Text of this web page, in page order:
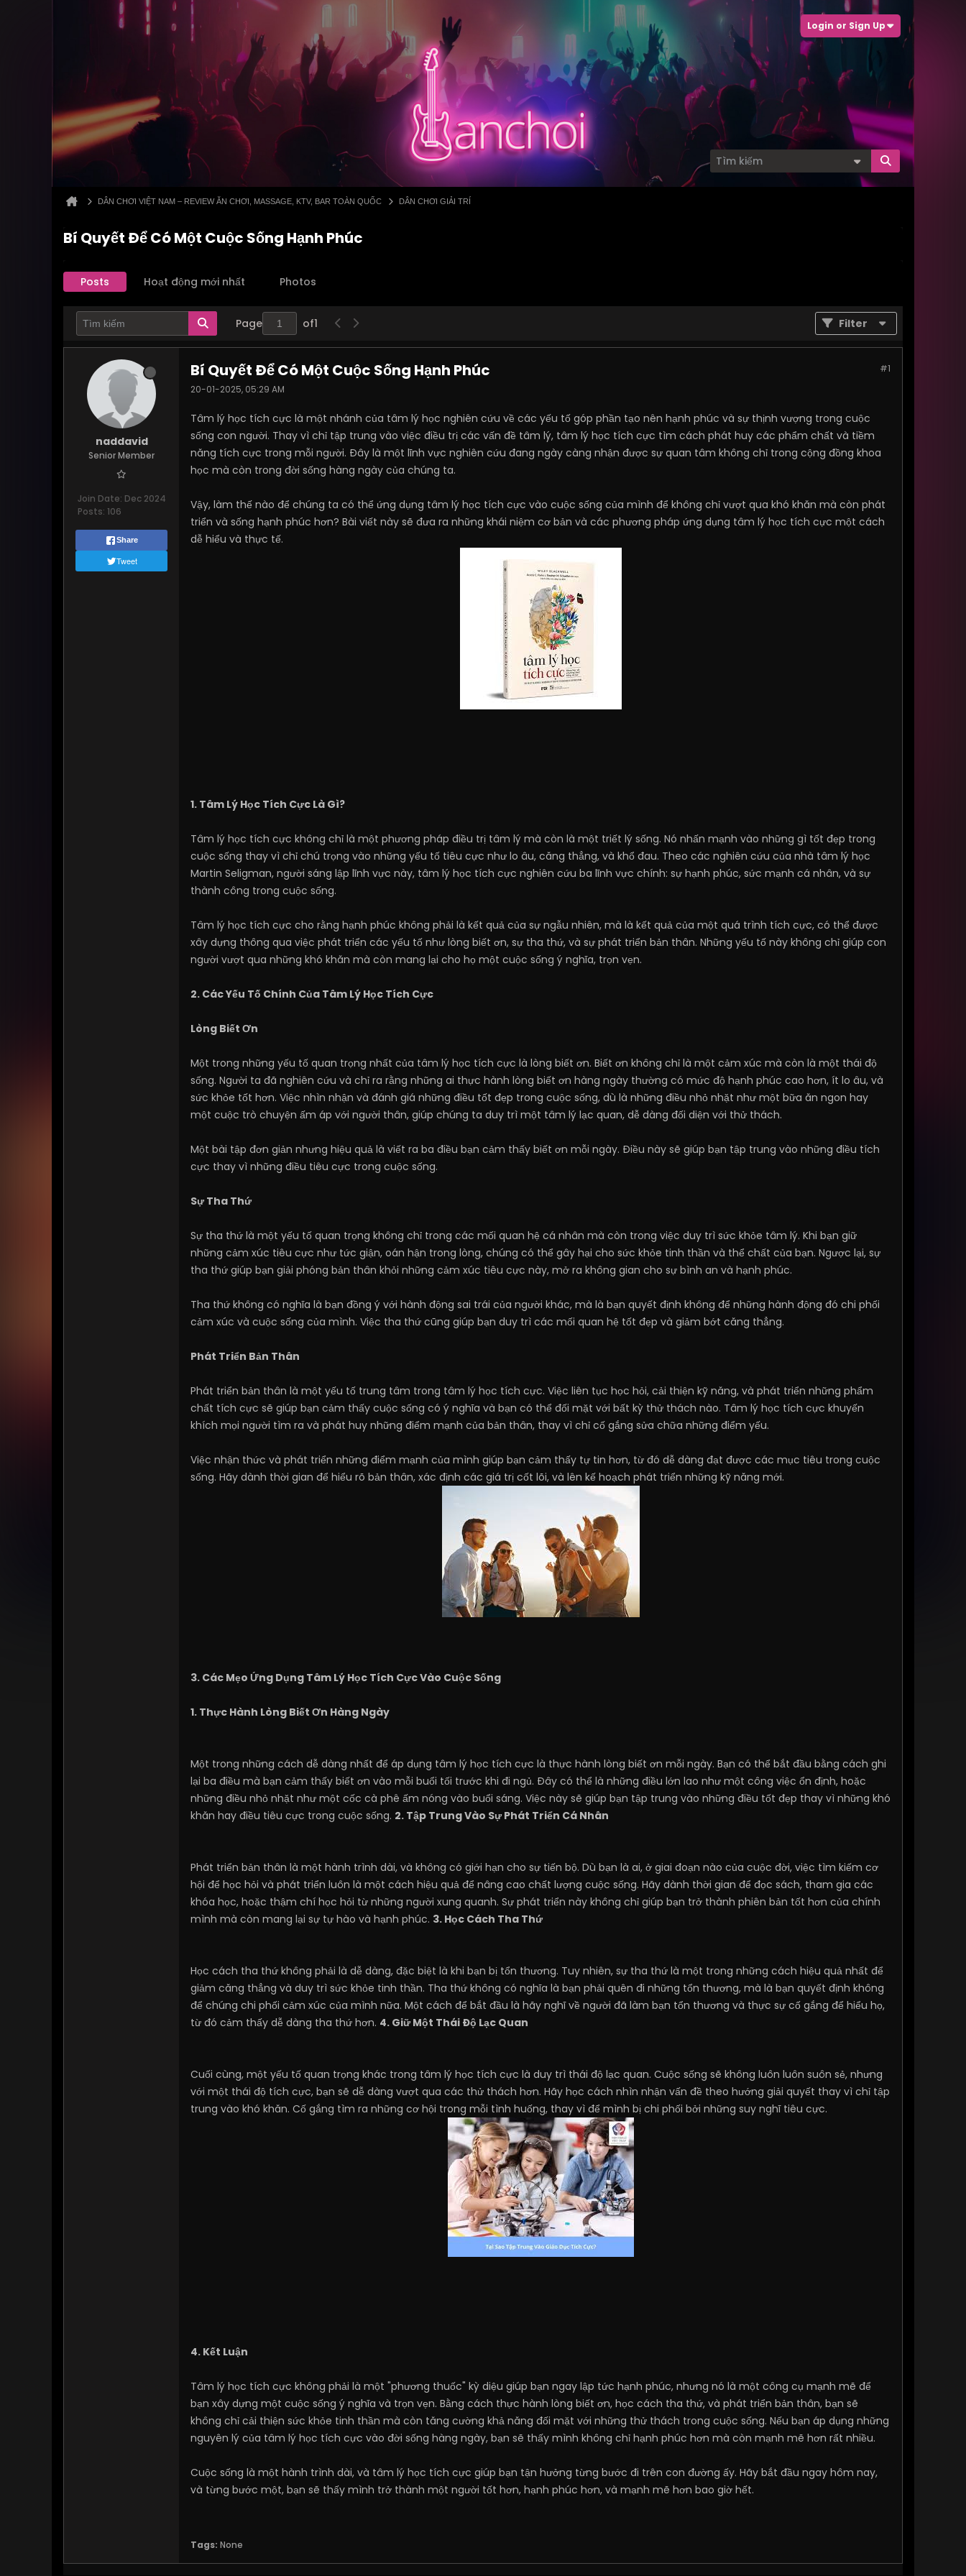
Login or Sign Up
DÂN CHƠI VIỆT NAM – REVIEW ĂN CHƠI, MASSAGE, KTV, BAR TOÀN QUỐC DÂN CHƠI GIẢI TRÍ
Bí Quyết Để Có Một Cuộc Sống Hạnh Phúc
Posts Hoạt động mới nhất Photos
Page of1 Filter
naddavid
Senior Member
Join Date: Dec 2024
Posts: 106
Share
Tweet
#1
Bí Quyết Để Có Một Cuộc Sống Hạnh Phúc
20-01-2025, 05:29 AM
Tâm lý học tích cực là một nhánh của tâm lý học nghiên cứu về các yếu tố góp phần tạo nên hạnh phúc và sự thịnh vượng trong cuộc
sống con người. Thay vì chỉ tập trung vào việc điều trị các vấn đề tâm lý, tâm lý học tích cực tìm cách phát huy các phẩm chất và tiềm
năng tích cực trong mỗi người. Đây là một lĩnh vực nghiên cứu đang ngày càng nhận được sự quan tâm không chỉ trong cộng đồng khoa
học mà còn trong đời sống hàng ngày của chúng ta.
Vậy, làm thế nào để chúng ta có thể ứng dụng tâm lý học tích cực vào cuộc sống của mình để không chỉ vượt qua khó khăn mà còn phát
triển và sống hạnh phúc hơn? Bài viết này sẽ đưa ra những khái niệm cơ bản và các phương pháp ứng dụng tâm lý học tích cực một cách
dễ hiểu và thực tế.
1. Tâm Lý Học Tích Cực Là Gì?
Tâm lý học tích cực không chỉ là một phương pháp điều trị tâm lý mà còn là một triết lý sống. Nó nhấn mạnh vào những gì tốt đẹp trong
cuộc sống thay vì chỉ chú trọng vào những yếu tố tiêu cực như lo âu, căng thẳng, và khổ đau. Theo các nghiên cứu của nhà tâm lý học
Martin Seligman, người sáng lập lĩnh vực này, tâm lý học tích cực nghiên cứu ba lĩnh vực chính: sự hạnh phúc, sức mạnh cá nhân, và sự
thành công trong cuộc sống.
Tâm lý học tích cực cho rằng hạnh phúc không phải là kết quả của sự ngẫu nhiên, mà là kết quả của một quá trình tích cực, có thể được
xây dựng thông qua việc phát triển các yếu tố như lòng biết ơn, sự tha thứ, và sự phát triển bản thân. Những yếu tố này không chỉ giúp con
người vượt qua những khó khăn mà còn mang lại cho họ một cuộc sống ý nghĩa, trọn vẹn.
2. Các Yếu Tố Chính Của Tâm Lý Học Tích Cực
Lòng Biết Ơn
Một trong những yếu tố quan trọng nhất của tâm lý học tích cực là lòng biết ơn. Biết ơn không chỉ là một cảm xúc mà còn là một thái độ
sống. Người ta đã nghiên cứu và chỉ ra rằng những ai thực hành lòng biết ơn hàng ngày thường có mức độ hạnh phúc cao hơn, ít lo âu, và
sức khỏe tốt hơn. Việc nhìn nhận và đánh giá những điều tốt đẹp trong cuộc sống, dù là những điều nhỏ nhặt như một bữa ăn ngon hay
một cuộc trò chuyện ấm áp với người thân, giúp chúng ta duy trì một tâm lý lạc quan, dễ dàng đối diện với thử thách.
Một bài tập đơn giản nhưng hiệu quả là viết ra ba điều bạn cảm thấy biết ơn mỗi ngày. Điều này sẽ giúp bạn tập trung vào những điều tích
cực thay vì những điều tiêu cực trong cuộc sống.
Sự Tha Thứ
Sự tha thứ là một yếu tố quan trọng không chỉ trong các mối quan hệ cá nhân mà còn trong việc duy trì sức khỏe tâm lý. Khi bạn giữ
những cảm xúc tiêu cực như tức giận, oán hận trong lòng, chúng có thể gây hại cho sức khỏe tinh thần và thể chất của bạn. Ngược lại, sự
tha thứ giúp bạn giải phóng bản thân khỏi những cảm xúc tiêu cực này, mở ra không gian cho sự bình an và hạnh phúc.
Tha thứ không có nghĩa là bạn đồng ý với hành động sai trái của người khác, mà là bạn quyết định không để những hành động đó chi phối
cảm xúc và cuộc sống của mình. Việc tha thứ cũng giúp bạn duy trì các mối quan hệ tốt đẹp và giảm bớt căng thẳng.
Phát Triển Bản Thân
Phát triển bản thân là một yếu tố trung tâm trong tâm lý học tích cực. Việc liên tục học hỏi, cải thiện kỹ năng, và phát triển những phẩm
chất tích cực sẽ giúp bạn cảm thấy cuộc sống có ý nghĩa và bạn có thể đối mặt với bất kỳ thử thách nào. Tâm lý học tích cực khuyến
khích mọi người tìm ra và phát huy những điểm mạnh của bản thân, thay vì chỉ cố gắng sửa chữa những điểm yếu.
Việc nhận thức và phát triển những điểm mạnh của mình giúp bạn cảm thấy tự tin hơn, từ đó dễ dàng đạt được các mục tiêu trong cuộc
sống. Hãy dành thời gian để hiểu rõ bản thân, xác định các giá trị cốt lõi, và lên kế hoạch phát triển những kỹ năng mới.
3. Các Mẹo Ứng Dụng Tâm Lý Học Tích Cực Vào Cuộc Sống
1. Thực Hành Lòng Biết Ơn Hàng Ngày
Một trong những cách dễ dàng nhất để áp dụng tâm lý học tích cực là thực hành lòng biết ơn mỗi ngày. Bạn có thể bắt đầu bằng cách ghi
lại ba điều mà bạn cảm thấy biết ơn vào mỗi buổi tối trước khi đi ngủ. Đây có thể là những điều lớn lao như một công việc ổn định, hoặc
những điều nhỏ nhặt như một cốc cà phê ấm nóng vào buổi sáng. Việc này sẽ giúp bạn tập trung vào những điều tốt đẹp thay vì những khó
khăn hay điều tiêu cực trong cuộc sống. 2. Tập Trung Vào Sự Phát Triển Cá Nhân
Phát triển bản thân là một hành trình dài, và không có giới hạn cho sự tiến bộ. Dù bạn là ai, ở giai đoạn nào của cuộc đời, việc tìm kiếm cơ
hội để học hỏi và phát triển luôn là một cách hiệu quả để nâng cao chất lượng cuộc sống. Hãy dành thời gian để đọc sách, tham gia các
khóa học, hoặc thậm chí học hỏi từ những người xung quanh. Sự phát triển này không chỉ giúp bạn trở thành phiên bản tốt hơn của chính
mình mà còn mang lại sự tự hào và hạnh phúc. 3. Học Cách Tha Thứ
Học cách tha thứ không phải là dễ dàng, đặc biệt là khi bạn bị tổn thương. Tuy nhiên, sự tha thứ là một trong những cách hiệu quả nhất để
giảm căng thẳng và duy trì sức khỏe tinh thần. Tha thứ không có nghĩa là bạn phải quên đi những tổn thương, mà là bạn quyết định không
để chúng chi phối cảm xúc của mình nữa. Một cách để bắt đầu là hãy nghĩ về người đã làm bạn tổn thương và thực sự cố gắng để hiểu họ,
từ đó cảm thấy dễ dàng tha thứ hơn. 4. Giữ Một Thái Độ Lạc Quan
Cuối cùng, một yếu tố quan trọng khác trong tâm lý học tích cực là duy trì thái độ lạc quan. Cuộc sống sẽ không luôn luôn suôn sẻ, nhưng
với một thái độ tích cực, bạn sẽ dễ dàng vượt qua các thử thách hơn. Hãy học cách nhìn nhận vấn đề theo hướng giải quyết thay vì chỉ tập
trung vào khó khăn. Cố gắng tìm ra những cơ hội trong mỗi tình huống, thay vì để mình bị chi phối bởi những suy nghĩ tiêu cực.
4. Kết Luận
Tâm lý học tích cực không phải là một "phương thuốc" kỳ diệu giúp bạn ngay lập tức hạnh phúc, nhưng nó là một công cụ mạnh mẽ để
bạn xây dựng một cuộc sống ý nghĩa và trọn vẹn. Bằng cách thực hành lòng biết ơn, học cách tha thứ, và phát triển bản thân, bạn sẽ
không chỉ cải thiện sức khỏe tinh thần mà còn tăng cường khả năng đối mặt với những thử thách trong cuộc sống. Nếu bạn áp dụng những
nguyên lý của tâm lý học tích cực vào đời sống hàng ngày, bạn sẽ thấy mình không chỉ hạnh phúc hơn mà còn mạnh mẽ hơn rất nhiều.
Cuộc sống là một hành trình dài, và tâm lý học tích cực giúp bạn tận hưởng từng bước đi trên con đường ấy. Hãy bắt đầu ngay hôm nay,
và từng bước một, bạn sẽ thấy mình trở thành một người tốt hơn, hạnh phúc hơn, và mạnh mẽ hơn bao giờ hết.
Tags: None